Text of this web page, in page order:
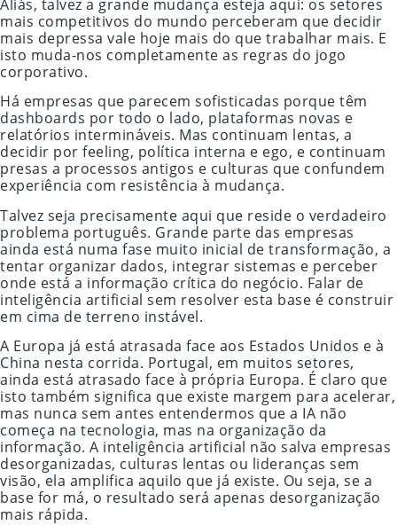
Aliás, talvez a grande mudança esteja aqui: os setores
mais competitivos do mundo perceberam que decidir
mais depressa vale hoje mais do que trabalhar mais. E
isto muda-nos completamente as regras do jogo
corporativo.
Há empresas que parecem sofisticadas porque têm
dashboards por todo o lado, plataformas novas e
relatórios intermináveis. Mas continuam lentas, a
decidir por feeling, política interna e ego, e continuam
presas a processos antigos e culturas que confundem
experiência com resistência à mudança.
Talvez seja precisamente aqui que reside o verdadeiro
problema português. Grande parte das empresas
ainda está numa fase muito inicial de transformação, a
tentar organizar dados, integrar sistemas e perceber
onde está a informação crítica do negócio. Falar de
inteligência artificial sem resolver esta base é construir
em cima de terreno instável.
A Europa já está atrasada face aos Estados Unidos e à
China nesta corrida. Portugal, em muitos setores,
ainda está atrasado face à própria Europa. É claro que
isto também significa que existe margem para acelerar,
mas nunca sem antes entendermos que a IA não
começa na tecnologia, mas na organização da
informação. A inteligência artificial não salva empresas
desorganizadas, culturas lentas ou lideranças sem
visão, ela amplifica aquilo que já existe. Ou seja, se a
base for má, o resultado será apenas desorganização
mais rápida.